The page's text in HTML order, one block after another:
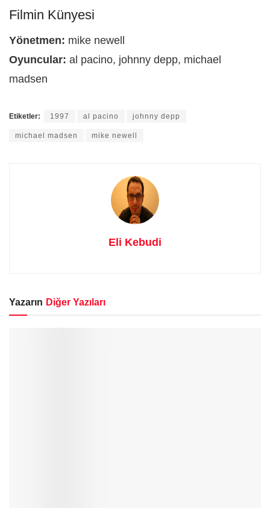
Filmin Künyesi
Yönetmen: mike newell
Oyuncular: al pacino, johnny depp, michael
madsen
Etiketler: 1997 al pacino johnny depp
michael madsen mike newell
Eli Kebudi
Yazarın Diğer Yazıları